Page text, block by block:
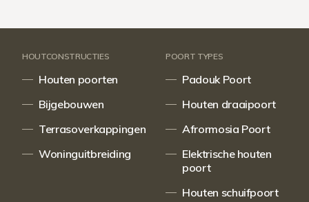
HOUTCONSTRUCTIES
Houten poorten
Bijgebouwen
Terrasoverkappingen
Woninguitbreiding
POORT TYPES
Padouk Poort
Houten draaipoort
Afrormosia Poort
Elektrische houten
poort
Houten schuifpoort